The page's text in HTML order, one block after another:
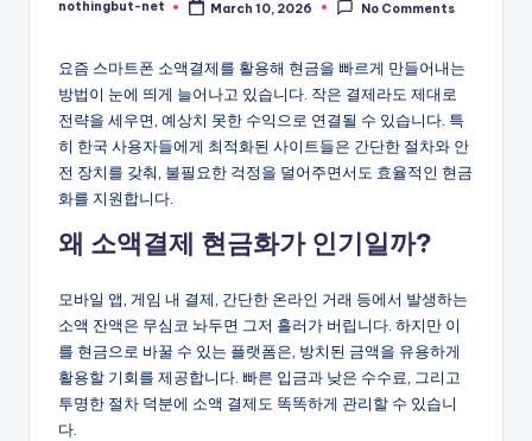
Posted
nothingbut-net March 10, 2026 No Comments
요즘 스마트폰 소액결제를 활용해 현금을 빠르게 만들어내는
방법이 눈에 띄게 늘어나고 있습니다. 작은 결제라도 제대로
전략을 세우면, 예상치 못한 수익으로 연결될 수 있습니다. 특
히 한국 사용자들에게 최적화된 사이트들은 간단한 절차와 안
전 장치를 갖춰, 불필요한 걱정을 덜어주면서도 효율적인 현금
화를 지원합니다.
왜 소액결제 현금화가 인기일까?
모바일 앱, 게임 내 결제, 간단한 온라인 거래 등에서 발생하는
소액 잔액은 무심코 놔두면 그저 흘러가 버립니다. 하지만 이
를 현금으로 바꿀 수 있는 플랫폼은, 방치된 금액을 유용하게
활용할 기회를 제공합니다. 빠른 입금과 낮은 수수료, 그리고
투명한 절차 덕분에 소액 결제도 똑똑하게 관리할 수 있습니
다.